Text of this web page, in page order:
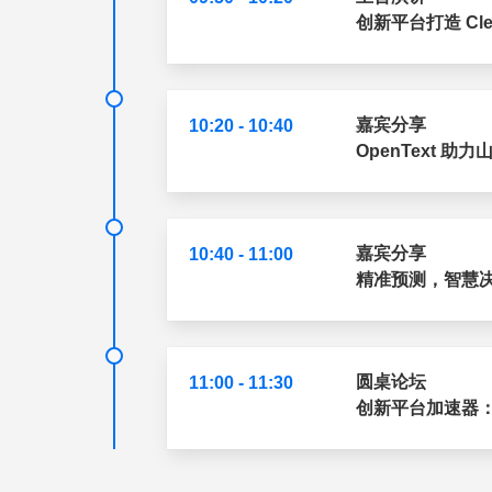
创新平台打造
10:20 - 10:40
嘉宾分享
OpenText 助力
10:40 - 11:00
嘉宾分享
精准预测，智慧
11:00 - 11:30
圆桌论坛
创新平台加速器